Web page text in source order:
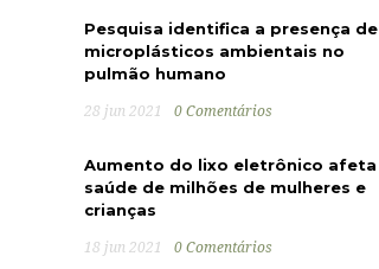
Pesquisa identifica a presença de
microplásticos ambientais no
pulmão humano
28 jun 2021 0 Comentários
Aumento do lixo eletrônico afeta
saúde de milhões de mulheres e
crianças
18 jun 2021 0 Comentários